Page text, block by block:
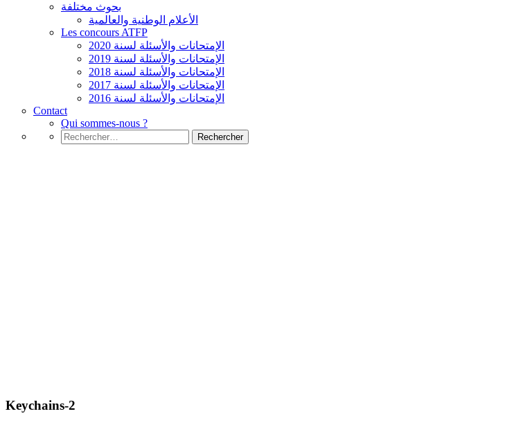
بحوث مختلفة
الأعلام الوطنية والعالمية
Les concours ATFP
الإمتحانات والأسئلة لسنة 2020
الإمتحانات والأسئلة لسنة 2019
الإمتحانات والأسئلة لسنة 2018
الإمتحانات والأسئلة لسنة 2017
الإمتحانات والأسئلة لسنة 2016
Contact
Qui sommes-nous ?
Rechercher :
Keychains-2